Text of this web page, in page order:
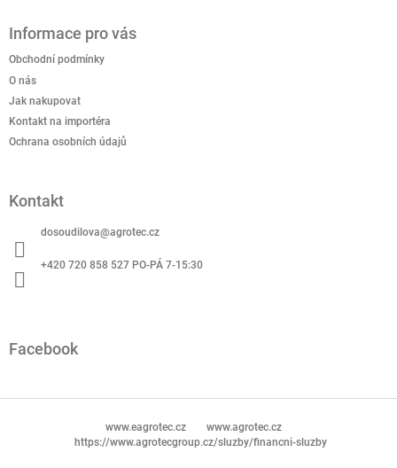
Informace pro vás
Obchodní podmínky
O nás
Jak nakupovat
Kontakt na importéra
Ochrana osobních údajů
Kontakt
dosoudilova@agrotec.cz
+420 720 858 527 PO-PÁ 7-15:30
Facebook
www.eagrotec.cz
www.agrotec.cz
https://www.agrotecgroup.cz/sluzby/financni-sluzby